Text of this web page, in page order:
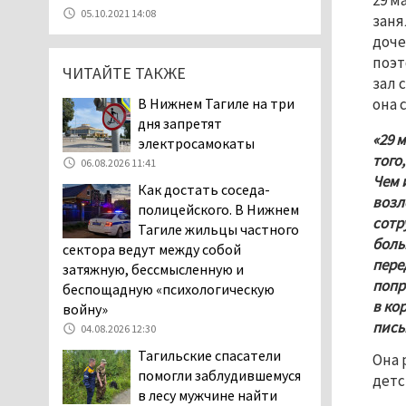
зал
она
«29
Чем
в
Она
Екатеринбург подвергся
атаке БПЛА, восемь из
них были сбиты, три
центра
07.08.2026 11:28
Тагильские спасатели
в лесу мужчине найти
дорогу домой
06.08.2026 16:28
Прокуратура
Дзержинского района
возбудила административное дело в
отсутствия холодной воды
06.08.2026 15:42
05.10.2021 14:08
ЧИТАЙТЕ ТАКЖЕ
В Нижнем Тагиле на три
дня запретят
электросамокаты
06.08.2026 11:41
Как достать соседа-
полицейского. В Нижнем
Тагиле жильцы частного
сектора ведут между собой
затяжную, бессмысленную и
беспощадную «психологическую
войну»
04.08.2026 12:30
Тагильские спасатели
помогли заблудившемуся
в лесу мужчине найти